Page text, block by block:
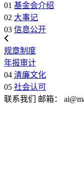
01 基金会介绍
02 大事记
03 信息公开
规章制度
年报审计
04 清廉文化
05 社会认可
联系我们
邮箱：